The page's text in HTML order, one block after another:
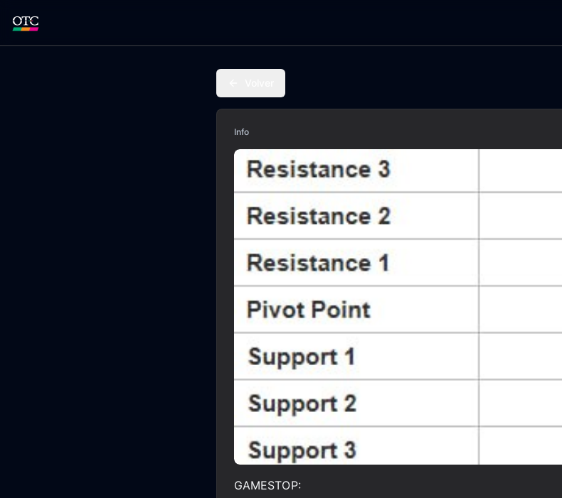
Info
GAMESTOP: